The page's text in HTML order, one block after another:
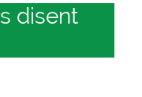
disent